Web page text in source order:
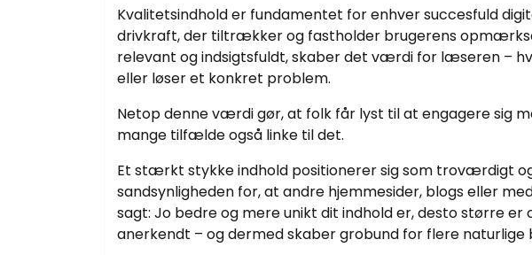
Kvalitetsindhold er fundamentet for enhver succesfuld
drivkraft, der tiltrækker og fastholder brugerens
relevant og indsigtsfuldt, skaber det værdi for læseren –
eller løser et konkret problem.
Netop denne værdi gør, at folk får lyst til at engagere sig
mange tilfælde også linke til det.
Et stærkt stykke indhold positionerer sig som troværdigt
sandsynligheden for, at andre hjemmesider, blogs eller
sagt: Jo bedre og mere unikt dit indhold er, desto større
anerkendt – og dermed skaber grobund for flere naturlige